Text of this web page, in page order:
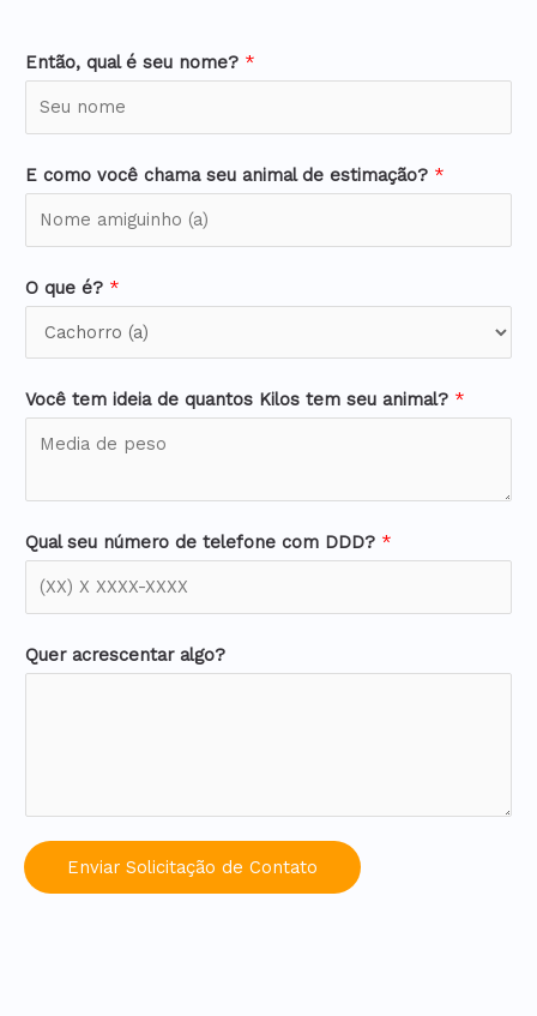
Então, qual é seu nome? *
E como você chama seu animal de estimação? *
O que é? *
Você tem ideia de quantos Kilos tem seu animal? *
Qual seu número de telefone com DDD? *
Quer acrescentar algo?
Enviar Solicitação de Contato